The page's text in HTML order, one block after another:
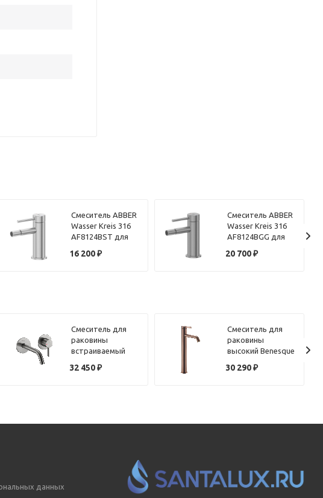
Смеситель ABBER
Wasser Kreis 316
AF8124BST для
брашированная
16 200₽
Смеситель ABBER
Wasser Kreis 316
AF8124BGG для
сталь
20 700₽
Смеситель для
раковины
встраиваемый
10010302
32 450₽
Смеситель для
раковины
высокий Benesque
бронза
30 290₽
данных